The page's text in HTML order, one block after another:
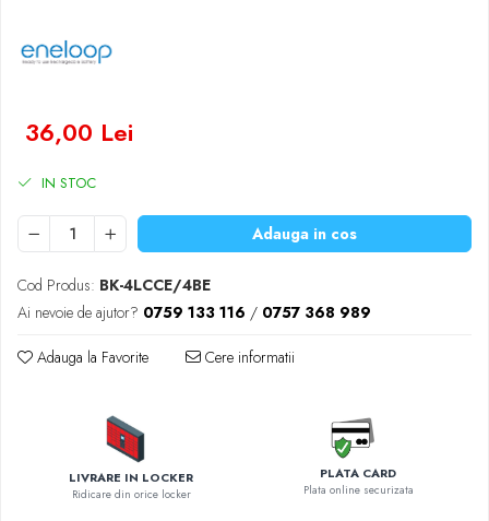
Cablu coaxial
Periferice PC
Redresoare
Diverse accesorii auto
Carcase protectie NOCO BOOST
Invertoare Auto
Incarcator masina electrica
Aparate de spalat cu presiune
36,00 Lei
IN STOC
Adauga in cos
Cod Produs: BK-4LCCE/4BE
Ai nevoie de ajutor? 0759 133 116 / 0757 368 989
Adauga la Favorite Cere informatii
LIVRARE IN LOCKER
Ridicare din orice locker
PLATA CARD
Plata online securizata